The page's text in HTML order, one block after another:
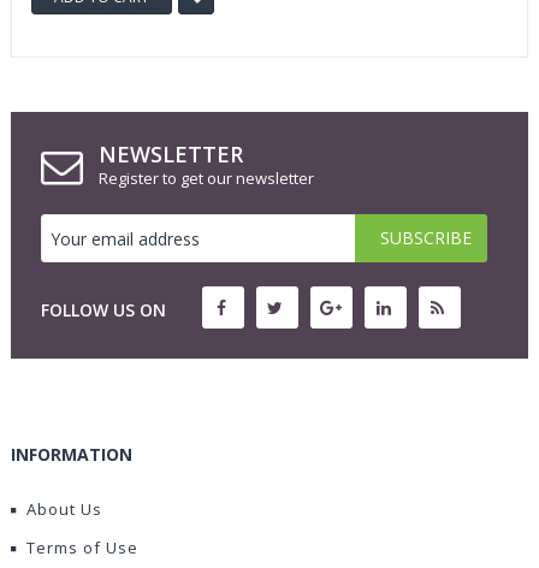
NEWSLETTER
Register to get our newsletter
FOLLOW US ON
INFORMATION
About Us
Terms of Use